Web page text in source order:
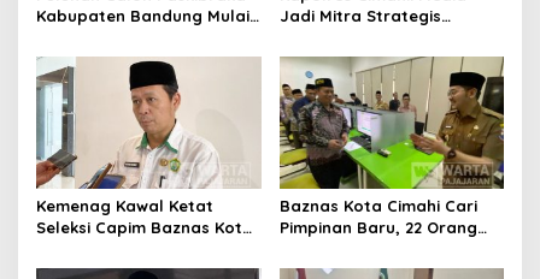
Kabupaten Bandung Mulai
Jadi Mitra Strategis
Publik
Kemenag Kawal Ketat
Seleksi Capim Baznas Kota
Komisioner Baznas
Baznas Kota Cimahi Cari
Pimpinan Baru, 22 Orang